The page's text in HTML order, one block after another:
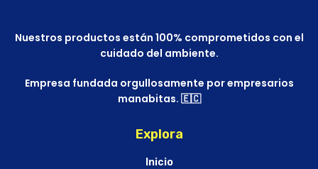
Nuestros productos están 100% comprometidos con el
cuidado del ambiente.
Empresa fundada orgullosamente por empresarios
manabitas. 🇪🇨
Explora
Inicio